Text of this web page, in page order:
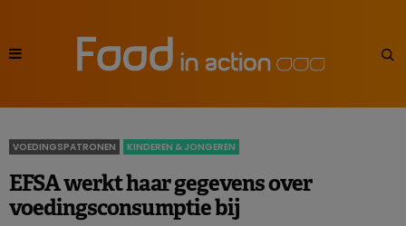
VOEDINGSPATRONEN KINDEREN & JONGEREN
EFSA werkt haar gegevens over
voedingsconsumptie bij